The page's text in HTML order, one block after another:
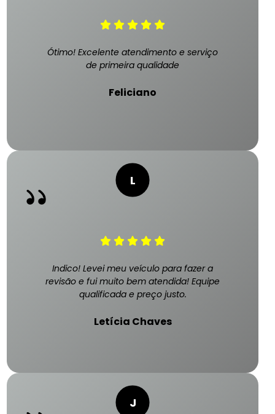
Ótimo! Excelente atendimento e serviço
de primeira qualidade
Feliciano
Indico! Levei meu veículo para fazer a
revisão e fui muito bem atendida! Equipe
qualificada e preço justo.
Letícia Chaves